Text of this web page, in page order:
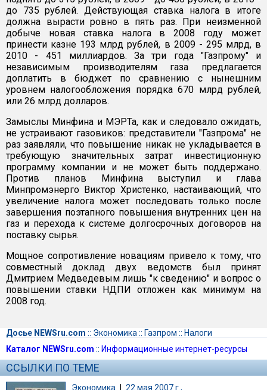
до 735 рублей. Действующая ставка налога в итоге
должна вырасти ровно в пять раз. При неизменной
добыче новая ставка налога в 2008 году может
принести казне 193 млрд рублей, в 2009 - 295 млрд, в
2010 - 451 миллиардов. За три года "Газпрому" и
независимым производителям газа предлагается
доплатить в бюджет по сравнению с нынешним
уровнем налогообложения порядка 670 млрд рублей,
или 26 млрд долларов.
Замыслы Минфина и МЭРТа, как и следовало ожидать,
не устраивают газовиков: представители "Газпрома" не
раз заявляли, что повышение никак не укладывается в
требующую значительных затрат инвестиционную
программу компании и не может быть поддержано.
Против планов Минфина выступил и глава
Минпромэнерго Виктор Христенко, настаивающий, что
увеличение налога может последовать только после
завершения поэтапного повышения внутренних цен на
газ и перехода к системе долгосрочных договоров на
поставку сырья.
Мощное сопротивление новациям привело к тому, что
совместный доклад двух ведомств был принят
Дмитрием Медведевым лишь "к сведению" и вопрос о
повышении ставки НДПИ отложен как минимум на
2008 год.
Досье NEWSru.com :: Экономика :: Газпром :: Налоги
Каталог NEWSru.com :: Информационные интернет-ресурсы
ССЫЛКИ ПО ТЕМЕ
Экономика | 22 мая 2007 г.,